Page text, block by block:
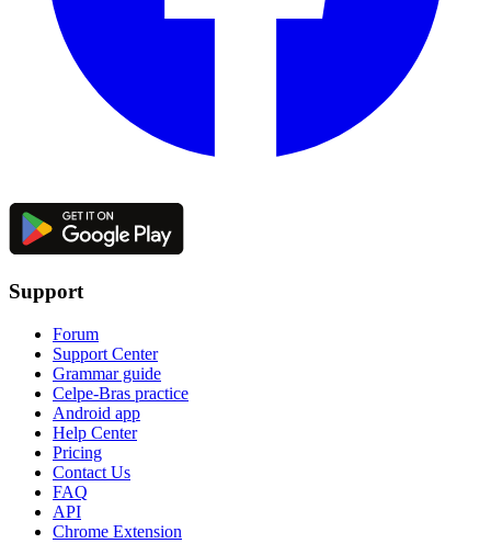
Support
Forum
Support Center
Grammar guide
Celpe-Bras practice
Android app
Help Center
Pricing
Contact Us
FAQ
API
Chrome Extension